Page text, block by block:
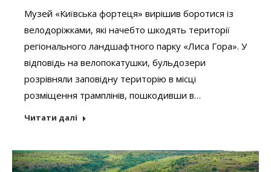
Музей «Київська фортеця» вирішив боротися із
велодоріжками, які начебто шкодять території
регіонального ландшафтного парку «Лиса Гора». У
відповідь на велопокатушки, бульдозери
розрівняли заповідну територію в місці
розміщення трамплінів, пошкодивши в…
Читати далі